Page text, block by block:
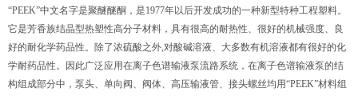
“PEEK”中文名字是聚醚醚酮，是1977年以后开发成功的一种新型特种工程塑料。
它是芳香族结晶型热塑性高分子材料，具有很高的耐热性、很好的机械强度、良
好的耐化学药品性。除了浓硫酸之外,对酸碱溶液、大多数有机溶液都有很好的化
学耐药品性。因此广泛应用在离子色谱输液泵流路系统，在离子色谱输液泵的结
构组成部分中，泵头、单向阀、阀体、高压输液管、接头螺丝均用“PEEK”材料组